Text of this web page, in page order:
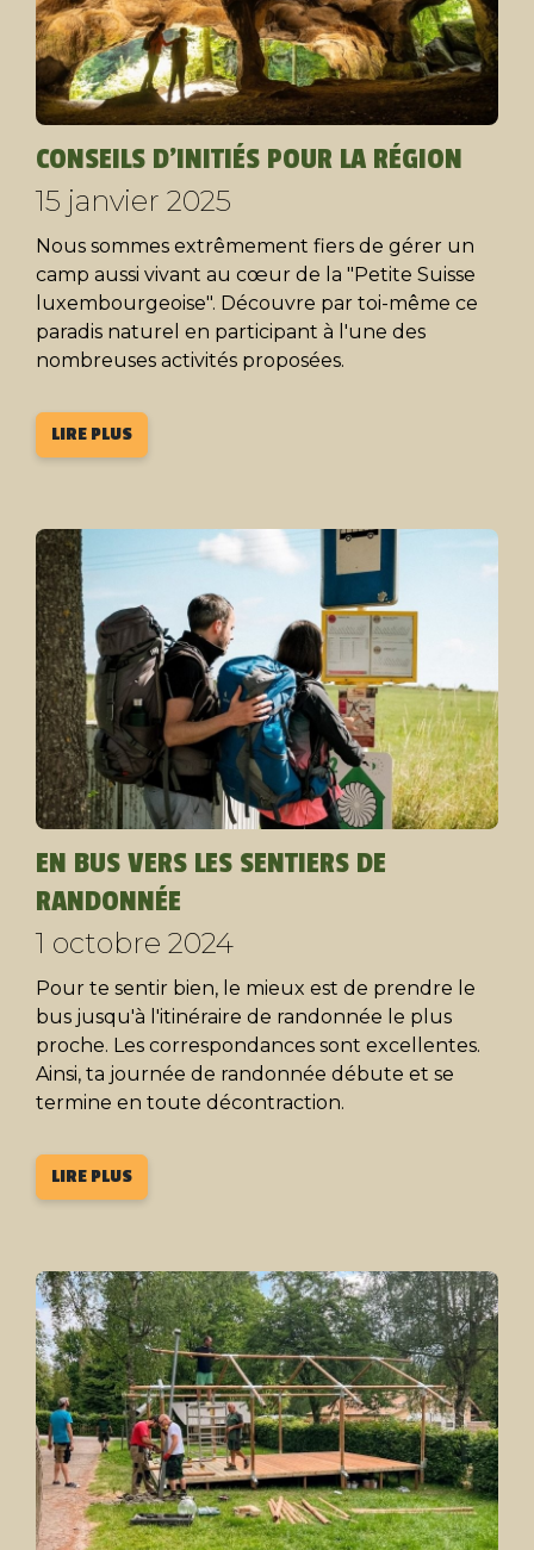
CONSEILS D'INITIÉS POUR LA RÉGION
15 janvier 2025
Nous sommes extrêmement fiers de gérer un
camp aussi vivant au cœur de la "Petite Suisse
luxembourgeoise". Découvre par toi-même ce
paradis naturel en participant à l'une des
nombreuses activités proposées.
LIRE PLUS
EN BUS VERS LES SENTIERS DE
RANDONNÉE
1 octobre 2024
Pour te sentir bien, le mieux est de prendre le
bus jusqu'à l'itinéraire de randonnée le plus
proche. Les correspondances sont excellentes.
Ainsi, ta journée de randonnée débute et se
termine en toute décontraction.
LIRE PLUS